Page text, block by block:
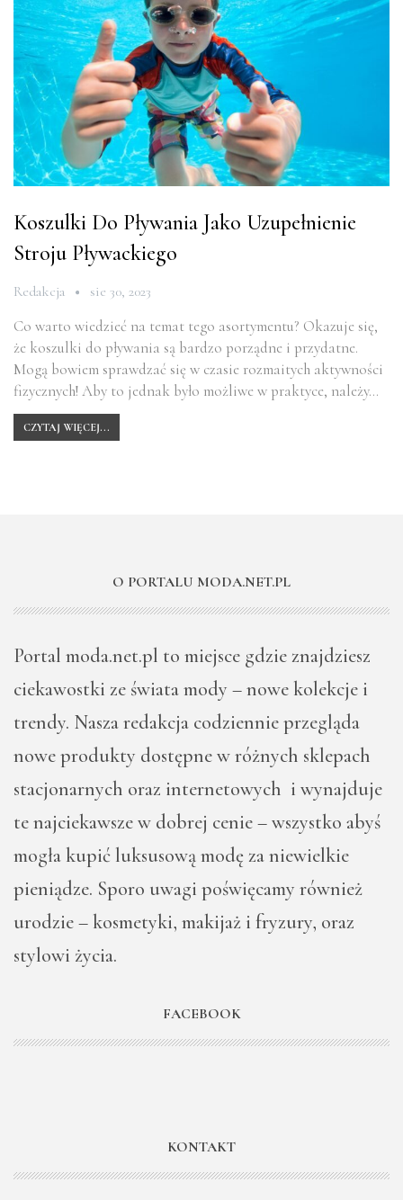
Koszulki Do Pływania Jako Uzupełnienie
Stroju Pływackiego
Redakcja sie 30, 2023
Co warto wiedzieć na temat tego asortymentu? Okazuje się,
że koszulki do pływania są bardzo porządne i przydatne.
Mogą bowiem sprawdzać się w czasie rozmaitych aktywności
fizycznych! Aby to jednak było możliwe w praktyce, należy…
CZYTAJ WIĘCEJ...
O PORTALU MODA.NET.PL
Portal moda.net.pl to miejsce gdzie znajdziesz
ciekawostki ze świata mody – nowe kolekcje i
trendy. Nasza redakcja codziennie przegląda
nowe produkty dostępne w różnych sklepach
stacjonarnych oraz internetowych i wynajduje
te najciekawsze w dobrej cenie – wszystko abyś
mogła kupić luksusową modę za niewielkie
pieniądze. Sporo uwagi poświęcamy również
urodzie – kosmetyki, makijaż i fryzury, oraz
stylowi życia.
FACEBOOK
KONTAKT